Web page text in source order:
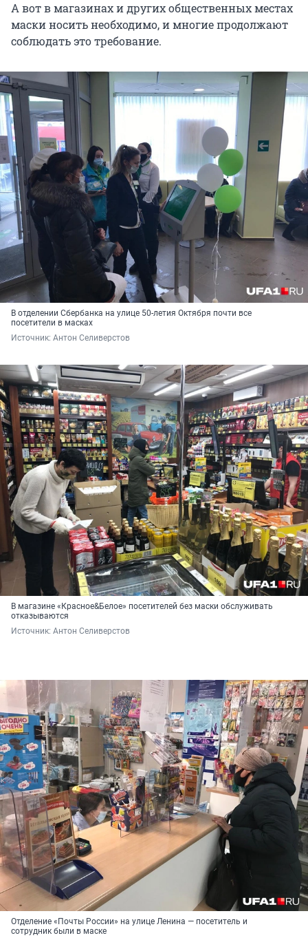
А вот в магазинах и других общественных местах
маски носить необходимо, и многие продолжают
соблюдать это требование.
В отделении Сбербанка на улице 50-летия Октября почти все
посетители в масках
Источник: Антон Селиверстов
В магазине «Красное&Белое» посетителей без маски обслуживать
отказываются
Источник: Антон Селиверстов
Отделение «Почты России» на улице Ленина — посетитель и
сотрудник были в маске